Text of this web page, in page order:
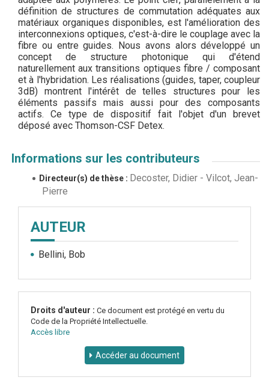
définition de structures de commutation adéquates aux
matériaux organiques disponibles, est l'amélioration des
interconnexions optiques, c'est-à-dire le couplage avec la
fibre ou entre guides. Nous avons alors développé un
concept de structure photonique qui d'étend
naturellement aux transitions optiques fibre / composant
et à l'hybridation. Les réalisations (guides, taper, coupleur
3dB) montrent l'intérêt de telles structures pour les
éléments passifs mais aussi pour des composants
actifs. Ce type de dispositif fait l'objet d'un brevet
déposé avec Thomson-CSF Detex.
Informations sur les contributeurs
Directeur(s) de thèse : Decoster, Didier - Vilcot, Jean-
Pierre
AUTEUR
Bellini, Bob
Droits d'auteur : Ce document est protégé en vertu du
Code de la Propriété Intellectuelle.
Accès libre
Accéder au document